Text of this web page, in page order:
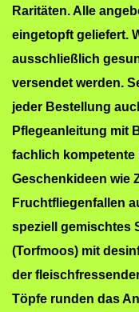
Raritäten. Alle
eingetopft geliefert.
ausschließlich
versendet werden.
jeder Bestellung
Pflegeanleitung mit
fachlich kompetente
Geschenkideen wie
Fruchtfliegenfallen
speziell gemischtes
(Torfmoos) mit
der
Töpfe runden das